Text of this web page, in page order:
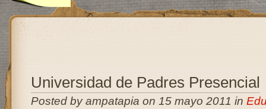
Universidad de Padres Presencial
Posted by ampatapia on 15 mayo 2011 in